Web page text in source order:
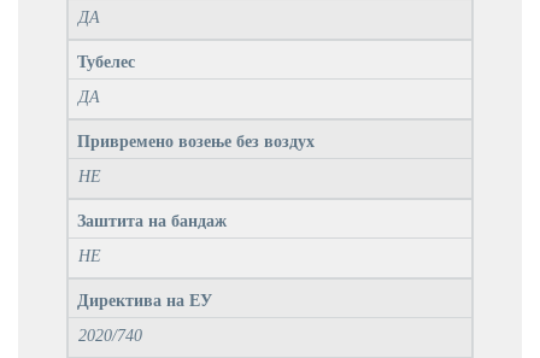
ДА
Тубелес
ДА
Привремено возење без воздух
НЕ
Заштита на бандаж
НЕ
Директива на ЕУ
2020/740